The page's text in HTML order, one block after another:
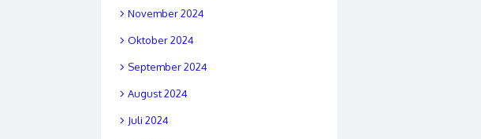
November 2024
Oktober 2024
September 2024
August 2024
Juli 2024